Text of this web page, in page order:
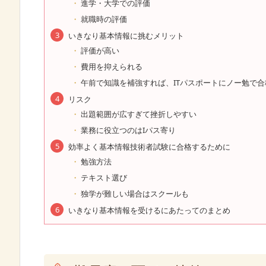
進学・大学での評価
就職時の評価
いきなり基本情報に挑むメリット
評価が高い
費用を抑えられる
午前で知識を補強すれば、ITパスポートにノー勉で
リスク
出題範囲が広すぎて挫折しやすい
業務に役立つのはIパス寄り
効率よく基本情報技術者試験に合格するために
勉強方法
テキスト選び
独学が難しい場合はスクールも
いきなり基本情報を受けるにあたってのまとめ